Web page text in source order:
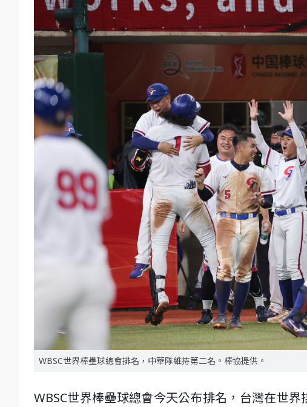
WBSC世界棒壘球總會排名，中華隊維持第二名。棒協提供。
WBSC世界棒壘球總會今天公布排名，台灣在世